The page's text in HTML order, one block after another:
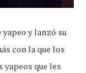
yapeo y lanzó su
con la que los
que les